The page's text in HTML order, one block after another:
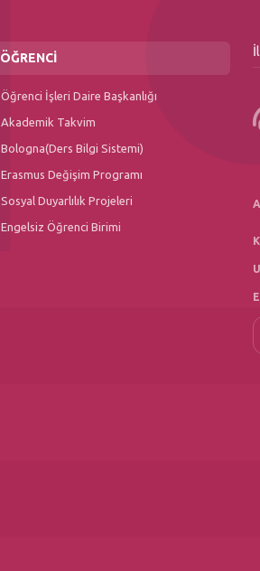
ÖĞRENCİ
Öğrenci İşleri Daire Başkanlığı
Akademik Takvim
Bologna(Ders Bilgi Sistemi)
Erasmus Değişim Programı
Sosyal Duyarlılık Projeleri
Engelsiz Öğrenci Birimi